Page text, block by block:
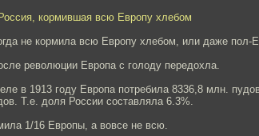
кормившая всю Европу хлебом
не кормила всю Европу хлебом, или даже пол-
революции Европа с голоду передохла.
в 1913 году Европа потребила 8336,8 млн.
Т.е. доля России составляла 6.3%.
1/16 Европы, а вовсе не всю.